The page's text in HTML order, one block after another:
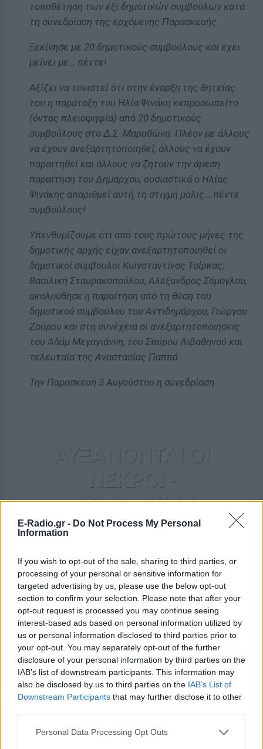
E-Radio.gr - Do Not Process My Personal
Information
If you wish to opt-out of the sale, sharing to third parties, or
processing of your personal or sensitive information for
targeted advertising by us, please use the below opt-out
section to confirm your selection. Please note that after your
opt-out request is processed you may continue seeing
interest-based ads based on personal information utilized by
us or personal information disclosed to third parties prior to
your opt-out. You may separately opt-out of the further
disclosure of your personal information by third parties on the
IAB’s list of downstream participants. This information may
also be disclosed by us to third parties on the IAB’s List of
Downstream Participants that may further disclose it to other
Personal Data Processing Opt Outs
τοποθέτηση των έξι δημοτικών συμβούλων κατά
τη συνεδρίαση της ερχόμενης Παρασκευής.
Ξεκίνησε με 20 δημοτικούς συμβούλους και έχει
μείνει με… πέντε!
Αξίζει να τονιστεί ότι στην έναρξη της θητείας
του η παράταξη του Ηλία Ψινάκη εκπροσωπείτο
(όντας πλειοψηφία) από 20 δημοτικούς
συμβούλους στο Δ.Σ. Μαραθώνα. Πλέον με άλλους
να έχουν ανεξαρτητοποιηθεί, άλλους να έχουν
παραιτηθεί και άλλους να ζητούν την άμεση
παραίτηση του Δημάρχου, ουσιαστικά ο Ηλίας
Ψινάκης απαριθμεί αυτή τη στιγμή μόλις… πέντε
συμβούλους!
Υπενθυμίζουμε ότι από τους πρώτους μήνες της
δημοτικής αρχής είχαν ανεξαρτητοποιηθεί οι
δημοτικοί σύμβουλοι Κωνσταντίνος Τσίρκας,
Βασιλική Σταυρακοπούλου, Αλέξανδρος Σόμογλου,
ακολούθησε η παραίτηση από τη θέση του
δημοτικού συμβούλου του Αντιδημάρχου, Γιώργου
Ζούρου και στη συνέχεια οι ανεξαρτητοποιήσεις
του Αδάμ Μεγαγιάννη, του Σπύρου Λιβαθηνού και
τελευταία της Αναστασίας Παππά.
Την Παρασκευή 3 Αυγούστου η συνεδρίαση
ΑΥΞΑΝΟΝΤΑΙ ΟΙ
ΝΕΚΡΟΙ -
ΜΠΑΛΑΚΙ ΟΙ
ΕΥΘΥΝΕΣ ΓΙΑ
ΤΗΝ ΤΡΑΓΩΔΙΑ
ΕΛΛΑΔΑ
ΕΛΛΆΔΑ
Kι όμως, το Μάιο στο Μάτι είχαν κάνει άσκηση
πυρόσβεσης: Δείτε την